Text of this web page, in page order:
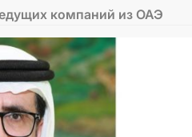
ТУРКМЕНИСТАН
ПРОДЛЕНИЕ СРОКА ПАСПОРТА
КОНСУЛЬСКИЕ УСЛУГИ
компаний из ОАЭ